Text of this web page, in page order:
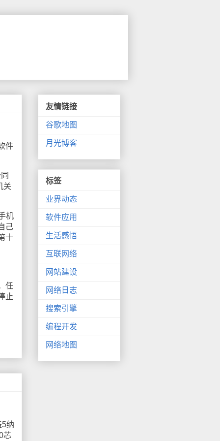
件
关
机
己
十
任
止
纳
芯
友情链接
谷歌地图
月光博客
标签
业界动态
软件应用
生活感悟
互联网络
网站建设
网络日志
搜索引擎
编程开发
网络地图